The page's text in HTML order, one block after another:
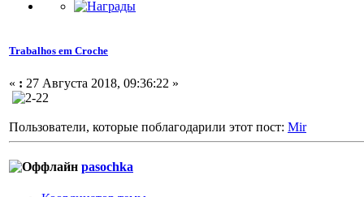
Trabalhos em Croche
« : 27 Августа 2018, 09:36:22 »
Пользователи, которые поблагодарили этот пост: Mir
pasochka